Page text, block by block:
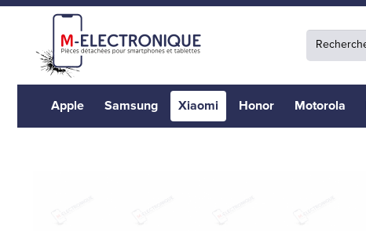
Apple Samsung Xiaomi Honor Motorola